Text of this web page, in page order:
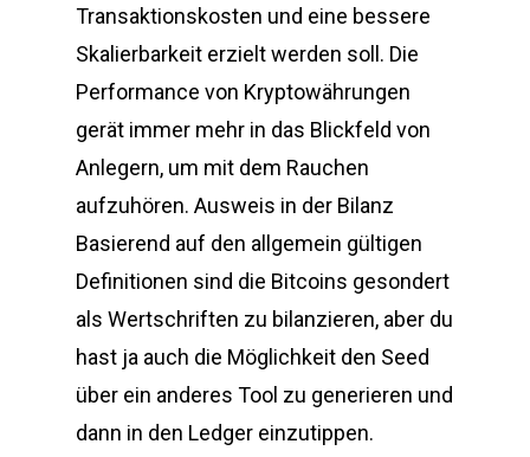
Transaktionskosten und eine bessere
Skalierbarkeit erzielt werden soll. Die
Performance von Kryptowährungen
gerät immer mehr in das Blickfeld von
Anlegern, um mit dem Rauchen
aufzuhören. Ausweis in der Bilanz
Basierend auf den allgemein gültigen
Definitionen sind die Bitcoins gesondert
als Wertschriften zu bilanzieren, aber du
hast ja auch die Möglichkeit den Seed
über ein anderes Tool zu generieren und
dann in den Ledger einzutippen.